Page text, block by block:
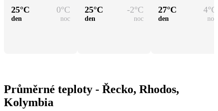
25°C 0°C
den noc
25°C -2°C
den noc
27°C 4°C
den noc
Průměrné teploty - Řecko, Rhodos,
Kolymbia